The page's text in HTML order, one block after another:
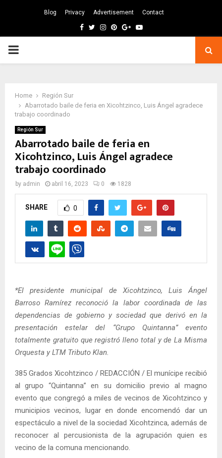
Blog Privacy Advertisement Contact
Facebook
TwitterInstagram
Pinterest
GoogleYoutube
PRIMARY
Home
Región Sur
Abarrotado baile de feria en Xicohtzinco, Luis Ángel agradece
trabajo coordinado
Región Sur
Abarrotado baile de feria en
Xicohtzinco, Luis Ángel agradece
trabajo coordinado
by admin abril 16, 2023 0 1828
SHARE 0
*El presidente municipal de Xicohtzinco, Luis Ángel
Barroso Ramírez reconoció la labor coordinada de las
dependencias de gobierno y sociedad que derivó en la
presentación estelar del “Grupo Quintanna” evento
totalmente gratuito que registró lleno total y de La Misma
Orquesta y LTM Tributo Klan.
385 Grados Xicohtzinco / REDACCIÓN / El munícipe recibió
al grupo “Quintanna” en su domicilio previo al magno
evento que congregó a miles de vecinos de Xicohtzinco y
municipios vecinos, lugar en donde encomendó dar un
espectáculo a nivel de la sociedad Xicohtzinca, además de
reconocer al percusionista de la agrupación quien es
vecino de la comuna mencionando.